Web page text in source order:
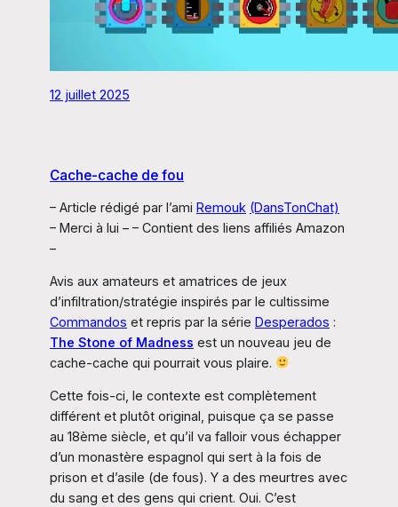
12 juillet 2025
Cache-cache de fou
– Article rédigé par l’ami Remouk (DansTonChat)
– Merci à lui – – Contient des liens affiliés Amazon
–
Avis aux amateurs et amatrices de jeux
d’infiltration/stratégie inspirés par le cultissime
Commandos et repris par la série Desperados :
The Stone of Madness est un nouveau jeu de
cache-cache qui pourrait vous plaire.
Cette fois-ci, le contexte est complètement
différent et plutôt original, puisque ça se passe
au 18ème siècle, et qu’il va falloir vous échapper
d’un monastère espagnol qui sert à la fois de
prison et d’asile (de fous). Y a des meurtres avec
du sang et des gens qui crient. Oui. C’est